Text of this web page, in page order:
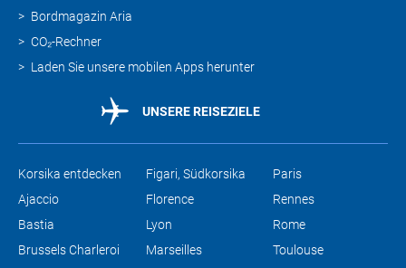
Bordmagazin Aria
CO₂-Rechner
Laden Sie unsere mobilen Apps herunter
UNSERE REISEZIELE
Korsika entdecken
Ajaccio
Bastia
Brussels Charleroi
Figari, Südkorsika
Florence
Lyon
Marseilles
Paris
Rennes
Rome
Toulouse